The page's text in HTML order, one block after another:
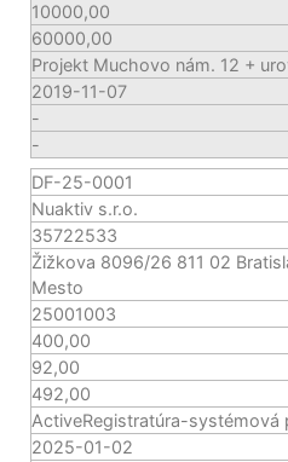
10000,00
60000,00
Projekt Muchovo nám. 12 +
2019-11-07
-
-
DF-25-0001
Nuaktiv s.r.o.
35722533
Žižkova 8096/26 811 02
Mesto
25001003
400,00
92,00
492,00
ActiveRegistratúra-systémová
2025-01-02